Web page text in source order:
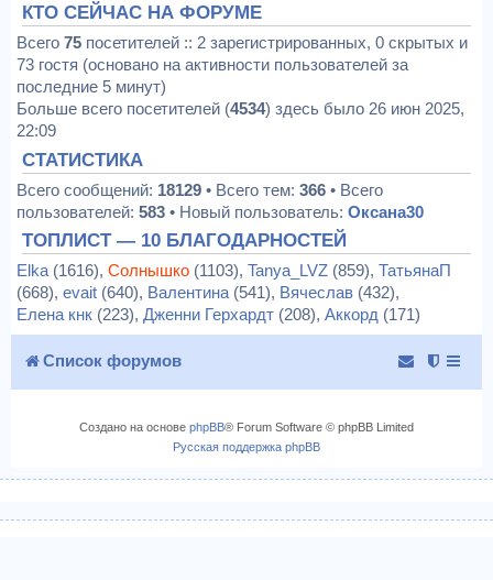
КТО СЕЙЧАС НА ФОРУМЕ
Всего 75 посетителей :: 2 зарегистрированных, 0 скрытых и
73 гостя (основано на активности пользователей за
последние 5 минут)
Больше всего посетителей (4534) здесь было 26 июн 2025,
22:09
СТАТИСТИКА
Всего сообщений: 18129 • Всего тем: 366 • Всего
пользователей: 583 • Новый пользователь: Оксана30
ТОПЛИСТ — 10 БЛАГОДАРНОСТЕЙ
Elka (1616), Солнышко (1103), Tanya_LVZ (859), ТатьянаП
(668), evait (640), Валентина (541), Вячеслав (432),
Елена кнк (223), Дженни Герхардт (208), Аккорд (171)
Список форумов
Создано на основе phpBB® Forum Software © phpBB Limited
Русская поддержка phpBB